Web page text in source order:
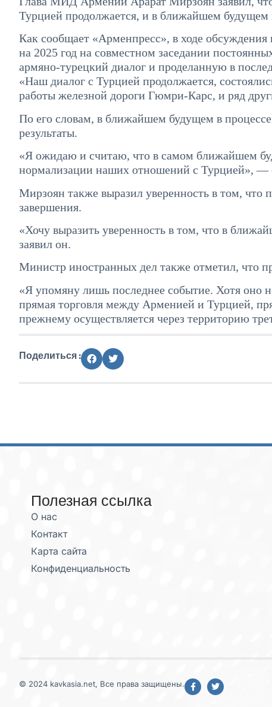
Турцией продолжается, и в ближайшем будущем
Как сообщает «Арменпресс», в ходе обсуждения
на 2025 год на совместном заседании
армяно-турецкий диалог и проделанную в
«Наш диалог с Турцией продолжается,
работы железной дороги Гюмри-Карс, и ряд
По его словам, в ближайшем будущем в
результаты.
«Я ожидаю и считаю, что в самом ближайшем
нормализации наших отношений с Турцией», —
Мирзоян также выразил уверенность в том, что
завершения.
«Хочу выразить уверенность в том, что в
заявил он.
Министр иностранных дел также отметил, что
«Я упомяну лишь последнее событие. Хотя оно
прямая торговля между Арменией и Турцией,
прежнему осуществляется через территорию
Поделиться :
Полезная ссылка
О нас
Контакт
Карта сайта
Конфиденциальность
© 2024 kavkasia.net, Все права защищены.